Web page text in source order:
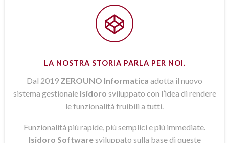
LA NOSTRA STORIA PARLA PER NOI.
Dal 2019 ZEROUNO Informatica adotta il nuovo
sistema gestionale Isidoro sviluppato con l’idea di rendere
le funzionalità fruibili a tutti.
Funzionalità più rapide, più semplici e più immediate.
Isidoro Softwaresviluppato sulla base di queste